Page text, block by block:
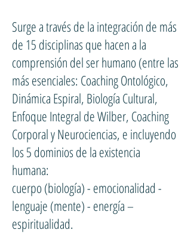
Surge a través de la integración de más
de 15 disciplinas que hacen a la
comprensión del ser humano (entre las
más esenciales: Coaching Ontológico,
Dinámica Espiral, Biología Cultural,
Enfoque Integral de Wilber, Coaching
Corporal y Neurociencias, e incluyendo
los 5 dominios de la existencia
humana:
cuerpo (biología) - emocionalidad -
lenguaje (mente) - energía –
espiritualidad.